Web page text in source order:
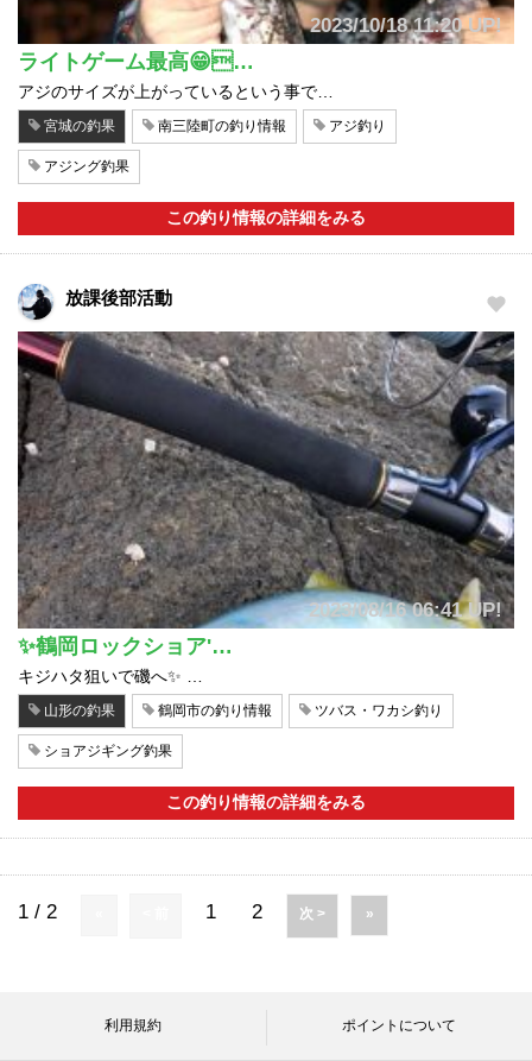
2023/10/18 11:20 UP!
ライトゲーム最高😁…
アジのサイズが上がっているという事で…
宮城の釣果 南三陸町の釣り情報 アジ釣り
アジング釣果
この釣り情報の詳細をみる
放課後部活動
2023/08/16 06:41 UP!
✨鶴岡ロックショア'…
キジハタ狙いで磯へ✨ …
山形の釣果 鶴岡市の釣り情報 ツバス・ワカシ釣り
ショアジギング釣果
この釣り情報の詳細をみる
1 / 2 1 2 次 > »
利用規約 ポイントについて